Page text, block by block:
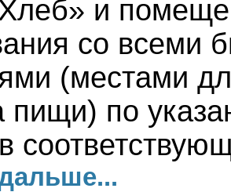
и
со всеми
(местами
пищи) по